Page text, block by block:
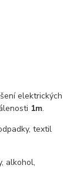
elektrických
1m.
textil
alkohol,